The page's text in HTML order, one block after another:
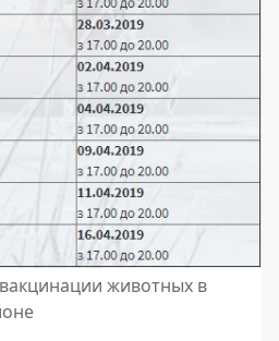
животных в